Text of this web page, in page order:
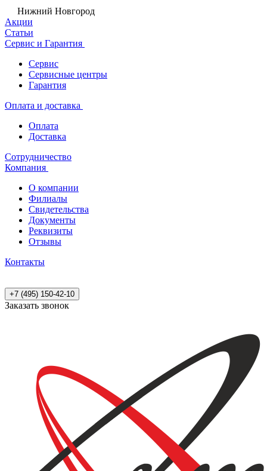
Нижний Новгород
Акции
Статьи
Сервис и Гарантия
Сервис
Сервисные центры
Гарантия
Оплата и доставка
Оплата
Доставка
Сотрудничество
Компания
О компании
Филиалы
Свидетельства
Документы
Реквизиты
Отзывы
Контакты
+7 (495) 150-42-10
Заказать звонок